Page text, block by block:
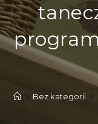
> Bez kategorii >